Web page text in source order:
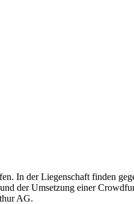
In der Liegenschaft finden
der Umsetzung einer
AG.